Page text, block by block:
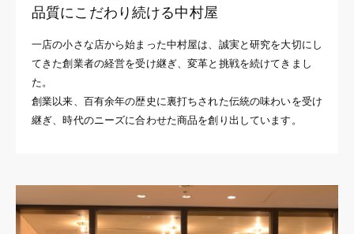
品質にこだわり続ける中村屋
一店の小さな店から始まった中村屋は、誠実と研究を大切にし
てきた創業者の経営を受け継ぎ、変革と挑戦を続けてきまし
た。
創業以来、百有余年の歴史に裏打ちされた伝統の味わいを受け
継ぎ、時代のニーズに合わせた商品を創り出しています。